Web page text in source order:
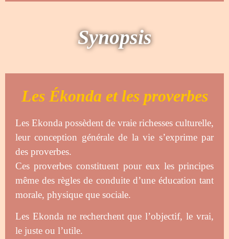
Synopsis
Les Ékonda et les proverbes
Les Ekonda possèdent de vraie richesses culturelle,
leur conception générale de la vie s’exprime par
des proverbes.
Ces proverbes constituent pour eux les principes
même des règles de conduite d’une éducation tant
morale, physique que sociale.
Les Ekonda ne recherchent que l’objectif, le vrai,
le juste ou l’utile.